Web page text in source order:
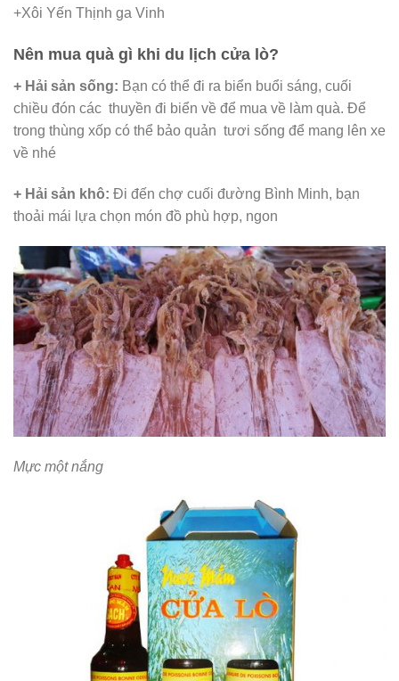
+Xôi Yến Thịnh ga Vinh
Nên mua quà gì khi du lịch cửa lò?
+ Hải sản sống: Bạn có thể đi ra biển buổi sáng, cuối
chiều đón các thuyền đi biển về để mua về làm quà. Để
trong thùng xốp có thể bảo quản tươi sống để mang lên xe
về nhé
+ Hải sản khô: Đi đến chợ cuối đường Bình Minh, bạn
thoải mái lựa chọn món đồ phù hợp, ngon
Mực một nắng